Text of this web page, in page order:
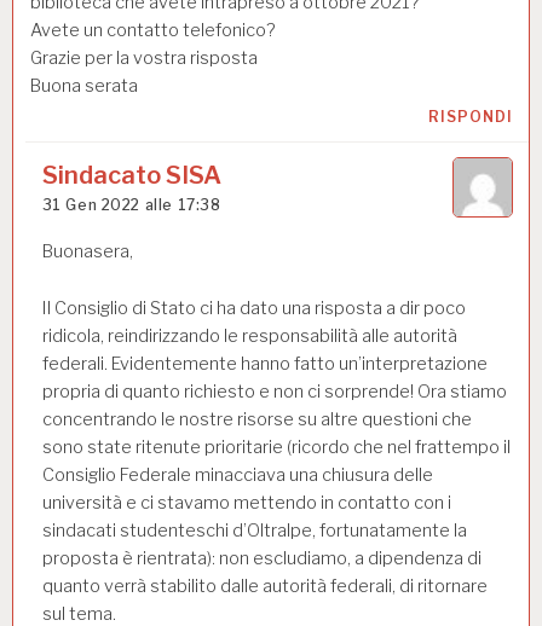
Avete un contatto telefonico?
Grazie per la vostra risposta
Buona serata
RISPONDI
Sindacato SISA
31 Gen 2022 alle 17:38
Buonasera,
Il Consiglio di Stato ci ha dato una risposta a dir poco
ridicola, reindirizzando le responsabilità alle autorità
federali. Evidentemente hanno fatto un’interpretazione
propria di quanto richiesto e non ci sorprende! Ora stiamo
concentrando le nostre risorse su altre questioni che
sono state ritenute prioritarie (ricordo che nel frattempo il
Consiglio Federale minacciava una chiusura delle
università e ci stavamo mettendo in contatto con i
sindacati studenteschi d’Oltralpe, fortunatamente la
proposta è rientrata): non escludiamo, a dipendenza di
quanto verrà stabilito dalle autorità federali, di ritornare
sul tema.